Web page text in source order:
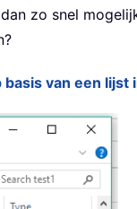
zo snel
van een lijst